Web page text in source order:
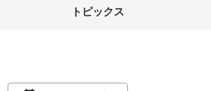
トピックス